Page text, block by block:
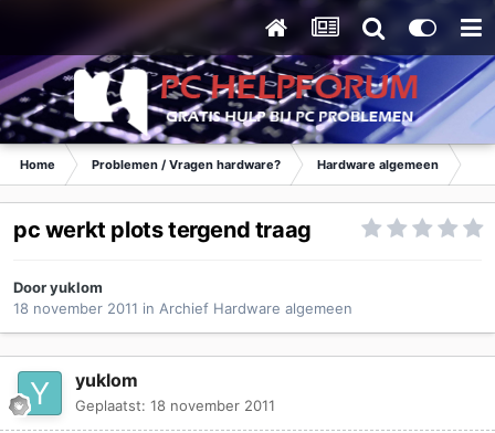
Home Problemen / Vragen hardware? Hardware algemeen
pc werkt plots tergend traag
Dooryuklom
18 november 2011 in Archief Hardware algemeen
yuklom
Geplaatst: 18 november 2011